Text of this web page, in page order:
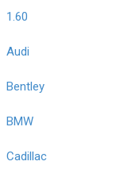
1.60
Audi
Bentley
BMW
Cadillac